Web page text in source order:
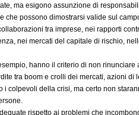
ma esigono assunzione di
possono dimostrarsi valide sul
tra imprese, nei rapporti
nei mercati del capitale di rischio,
hanno il criterio di non rinunciare
tra boom e crolli dei mercati, azioni di
colpevoli della crisi, ma certo non
rispetto ai problemi che